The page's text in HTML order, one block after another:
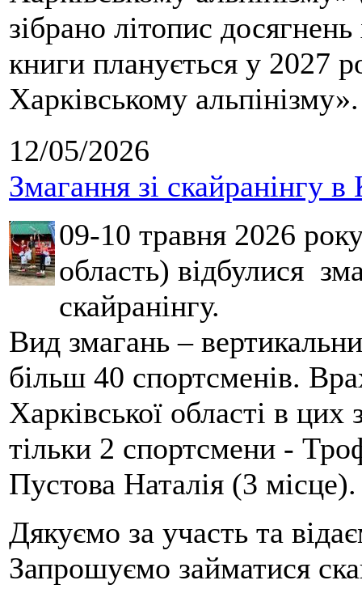
зібрано літопис
книги планується у 2027
Харківському альпінізму».
12/05/2026
Змагання зі скайранінгу в
09-10 травня 2026
область) відбулися
скайранінгу.
Вид змагань –
більш 40 спортсменів.
Харківської області в
тільки 2 спортсмени -
Пустова Наталія (3 місце).
Дякуємо за участь та
Запрошуємо займатися